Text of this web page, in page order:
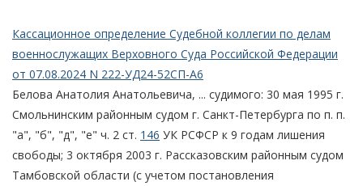
Кассационное определение Судебной коллегии по делам
военнослужащих Верховного Суда Российской Федерации
от 07.08.2024 N 222-УД24-52СП-А6
Белова Анатолия Анатольевича, ... судимого: 30 мая 1995 г.
Смольнинским районным судом г. Санкт-Петербурга по п. п.
"а", "б", "д", "е" ч. 2 ст. 146 УК РСФСР к 9 годам лишения
свободы; 3 октября 2003 г. Рассказовским районным судом
Тамбовской области (с учетом постановления